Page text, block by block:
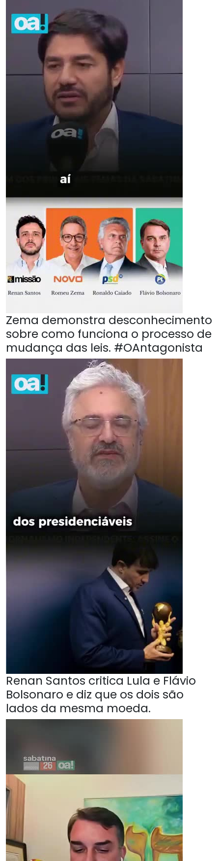
Zema demonstra desconhecimento
sobre como funciona o processo de
mudança das leis. #OAntagonista
Renan Santos critica Lula e Flávio
Bolsonaro e diz que os dois são
lados da mesma moeda.